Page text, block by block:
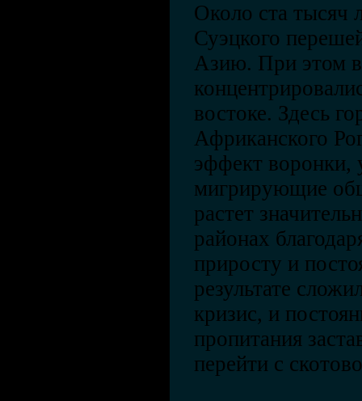
Около ста тысяч
Суэцкого
Азию. При этом
востоке. Здесь
Африканского
эффект воронки,
мигрирующие
растет
районах
приросту и
результате
кризис, и
пропитания
перейти с